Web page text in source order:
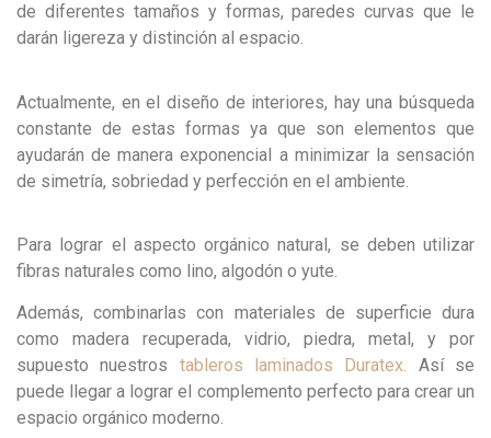
de diferentes tamaños y formas, paredes curvas que le
darán ligereza y distinción al espacio.
Actualmente, en el diseño de interiores, hay una búsqueda
constante de estas formas ya que son elementos que
ayudarán de manera exponencial a minimizar la sensación
de simetría, sobriedad y perfección en el ambiente.
Para lograr el aspecto orgánico natural, se deben utilizar
fibras naturales como lino, algodón o yute.
Además, combinarlas con materiales de superficie dura
como madera recuperada, vidrio, piedra, metal, y por
supuesto nuestros tableros laminados Duratex. Así se
puede llegar a lograr el complemento perfecto para crear un
espacio orgánico moderno.